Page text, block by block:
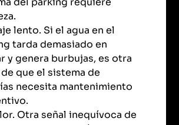
lento. Si el agua en el
tarda demasiado en
y genera burbujas, es otra
que el sistema de
necesita mantenimiento
Otra señal inequívoca de